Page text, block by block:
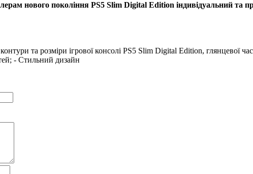
нового покоління PS5 Slim Digital Edition індивідуальний та
та розміри ігрової консолі PS5 Slim Digital Edition, глянцевої
- Стильний дизайн